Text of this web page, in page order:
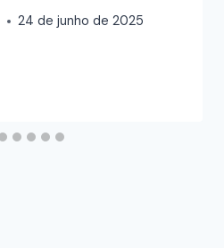
24 de junho de 2025